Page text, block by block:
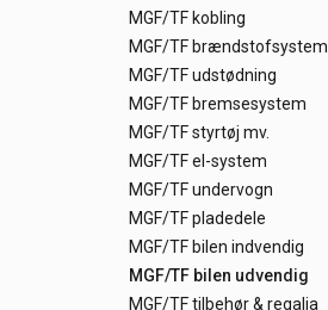
MGF/TF kobling
MGF/TF brændstofsystem
MGF/TF udstødning
MGF/TF bremsesystem
MGF/TF styrtøj mv.
MGF/TF el-system
MGF/TF undervogn
MGF/TF pladedele
MGF/TF bilen indvendig
MGF/TF bilen udvendig
MGF/TF tilbehør & regalia